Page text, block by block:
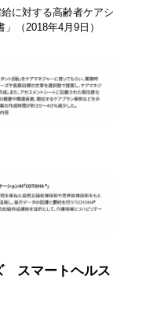
に対する高齢者ケアシ
（2018年4月9日）
スマートヘルス